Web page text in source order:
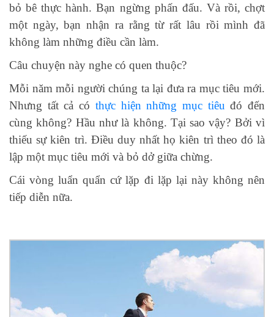
bỏ bê thực hành. Bạn ngừng phấn đấu. Và rồi, chợt
một ngày, bạn nhận ra rằng từ rất lâu rồi mình đã
không làm những điều cần làm.
Câu chuyện này nghe có quen thuộc?
Mỗi năm mỗi người chúng ta lại đưa ra mục tiêu mới.
Nhưng tất cả có thực hiện những mục tiêu đó đến
cùng không? Hầu như là không. Tại sao vậy? Bởi vì
thiếu sự kiên trì. Điều duy nhất họ kiên trì theo đó là
lập một mục tiêu mới và bỏ dở giữa chừng.
Cái vòng luẩn quẩn cứ lặp đi lặp lại này không nên
tiếp diễn nữa.